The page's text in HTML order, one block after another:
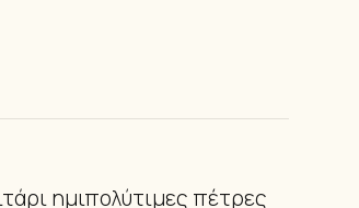
ημιπολύτιμες πέτρες